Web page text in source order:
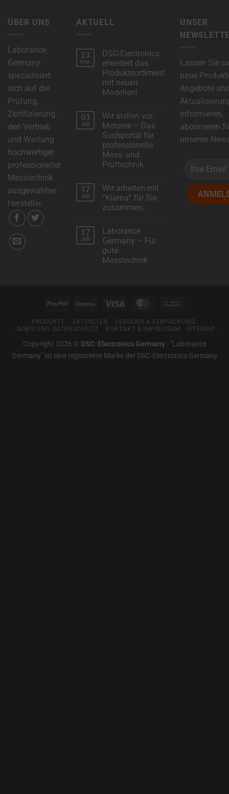
ÜBER UNS
Laborance
Germany
spezialisiert
sich auf die
Prüfung,
Zertifizierung,
den Vertrieb
und Wartung
hochwertiger
professioneller
Messtechnik
ausgewählter
Hersteller.
AKTUELL
23
Sep.
DSC-Electronics
erweitert das
Produktsortiment
mit neuen
Modellen!
zu
DSC-
Electronics
erweitert
das
Produktsortiment
mit
neuen
Modellen!
03
Juli
Wir stellen vor:
Metoree – Das
Suchportal für
professionelle
Mess- und
Prüftechnik
zu
Wir
stellen
vor:
Das
Suchportal
für
professionelle
Mess-
und
17
Juli
Wir arbeiten mit
“Klarna” für Sie
zusammen.
Wir
arbeiten
mit
“Klarna”
für
17
Juli
Laborance
Germany – Für
gute
Messtechnik
Messtechnik
UNSER
Lassen Sie
neue
Angebote
informieren,
abonnieren
unseren
PayPal Klarna Visa MasterCard
PRODUKTE AKTUELLES
VERSAND & VERPACKUNG
AGB’S UND DATENSCHUTZ
KONTAKT & IMPRESSUM SITEMAP
Copyright 2026 © DSC-Electronics Germany- "Laborance
Germany" ist eine registrierte Marke der DSC-Electronics Germany